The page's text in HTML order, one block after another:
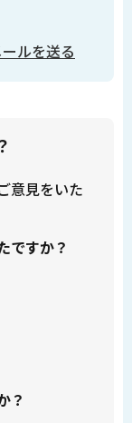
ルを送る
意見をいた
ですか？
？